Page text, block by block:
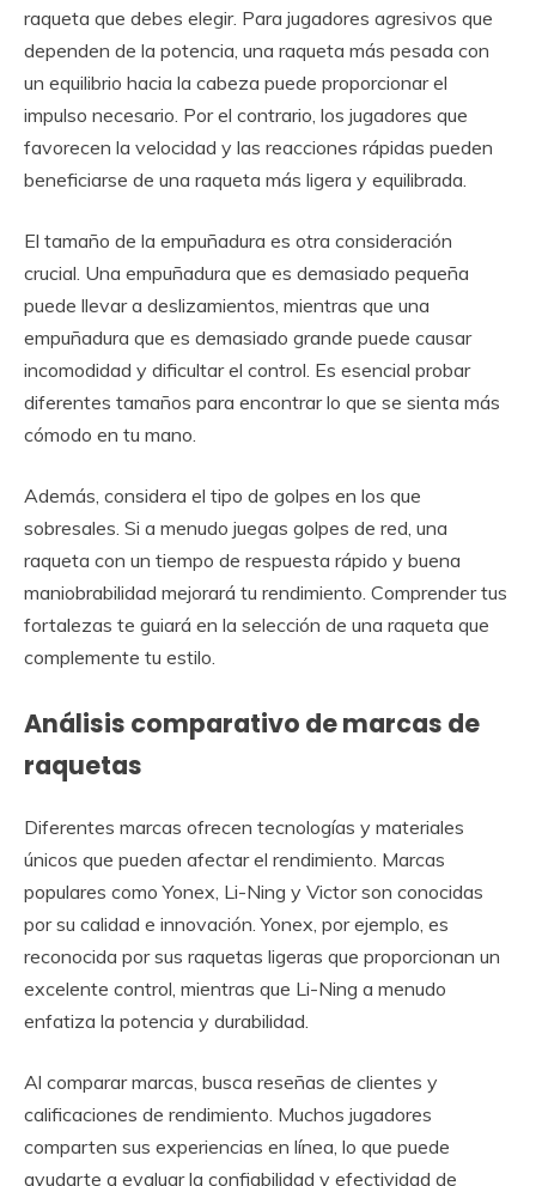
raqueta que debes elegir. Para jugadores agresivos que
dependen de la potencia, una raqueta más pesada con
un equilibrio hacia la cabeza puede proporcionar el
impulso necesario. Por el contrario, los jugadores que
favorecen la velocidad y las reacciones rápidas pueden
beneficiarse de una raqueta más ligera y equilibrada.
El tamaño de la empuñadura es otra consideración
crucial. Una empuñadura que es demasiado pequeña
puede llevar a deslizamientos, mientras que una
empuñadura que es demasiado grande puede causar
incomodidad y dificultar el control. Es esencial probar
diferentes tamaños para encontrar lo que se sienta más
cómodo en tu mano.
Además, considera el tipo de golpes en los que
sobresales. Si a menudo juegas golpes de red, una
raqueta con un tiempo de respuesta rápido y buena
maniobrabilidad mejorará tu rendimiento. Comprender tus
fortalezas te guiará en la selección de una raqueta que
complemente tu estilo.
Análisis comparativo de marcas de
raquetas
Diferentes marcas ofrecen tecnologías y materiales
únicos que pueden afectar el rendimiento. Marcas
populares como Yonex, Li-Ning y Victor son conocidas
por su calidad e innovación. Yonex, por ejemplo, es
reconocida por sus raquetas ligeras que proporcionan un
excelente control, mientras que Li-Ning a menudo
enfatiza la potencia y durabilidad.
Al comparar marcas, busca reseñas de clientes y
calificaciones de rendimiento. Muchos jugadores
comparten sus experiencias en línea, lo que puede
ayudarte a evaluar la confiabilidad y efectividad de